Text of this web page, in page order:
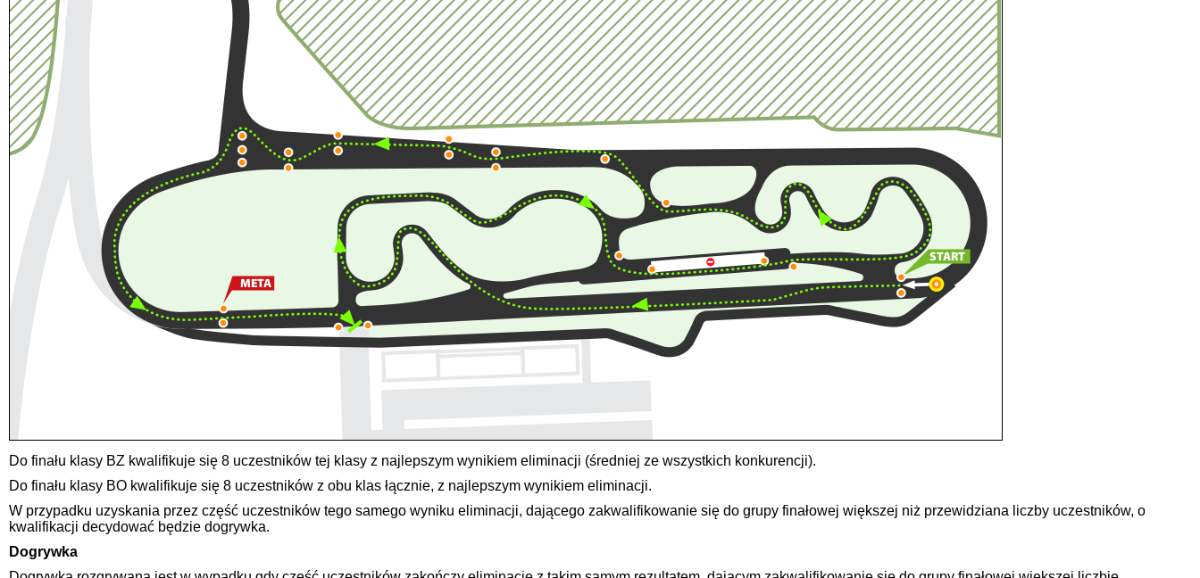
Do finału klasy BZ kwalifikuje się 8 uczestników tej klasy z najlepszym wynikiem eliminacji (średniej ze wszystkich konkurencji).
Do finału klasy BO kwalifikuje się 8 uczestników z obu klas łącznie, z najlepszym wynikiem eliminacji.
W przypadku uzyskania przez część uczestników tego samego wyniku eliminacji, dającego zakwalifikowanie się do grupy finałowej większej niż przewidziana liczby uczestników, o
kwalifikacji decydować będzie dogrywka.
Dogrywka